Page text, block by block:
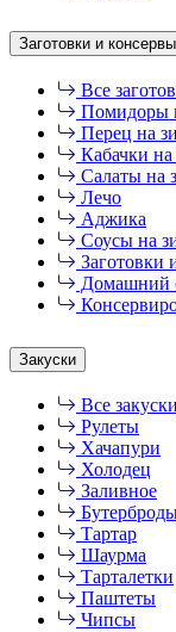
Заготовки и консервы
Все
Помидоры
Перец на
Кабачки
Салаты на
Лечо
Аджика
Соусы на
Заготовки
Домашний
Закуски
Все закуски
Рулеты
Хачапури
Холодец
Заливное
Тартар
Шаурма
Тарталетки
Паштеты
Чипсы